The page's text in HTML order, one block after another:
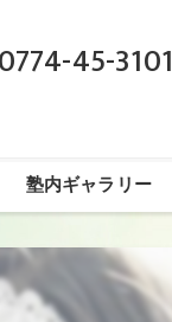
0774-45-3101
塾内ギャラリー